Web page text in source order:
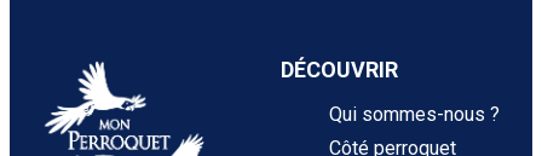
DÉCOUVRIR
Qui sommes-nous ?
Côté perroquet